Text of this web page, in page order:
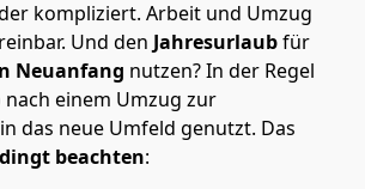
kompliziert. Arbeit und Umzug
Und den Jahresurlaubfür
Neuanfang nutzen? In der Regel
einem Umzug zur
das neue Umfeld genutzt. Das
beachten: